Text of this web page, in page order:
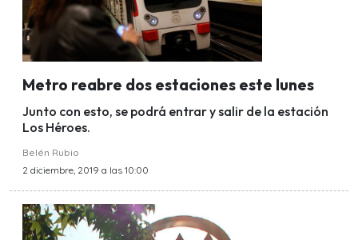
Metro reabre dos estaciones este lunes
Junto con esto, se podrá entrar y salir de la estación
Los Héroes.
Belén Rubio
2 diciembre, 2019 a las 10:00